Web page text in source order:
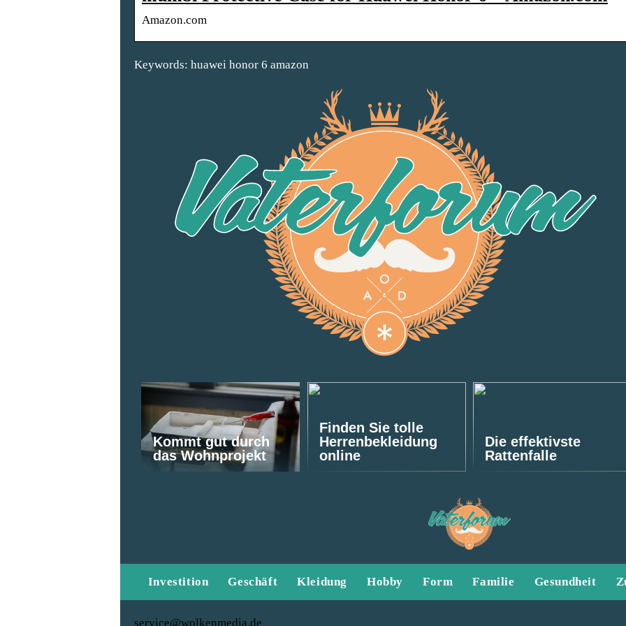
Amazon.com
Keywords: huawei honor 6 amazon
Kommt gut durch
das Wohnprojekt
Finden Sie tolle
Herrenbekleidung
online
Die effektivste
Rattenfalle
Investition Geschäft Kleidung Hobby Form Familie Gesundheit
service@wolkenmedia.de